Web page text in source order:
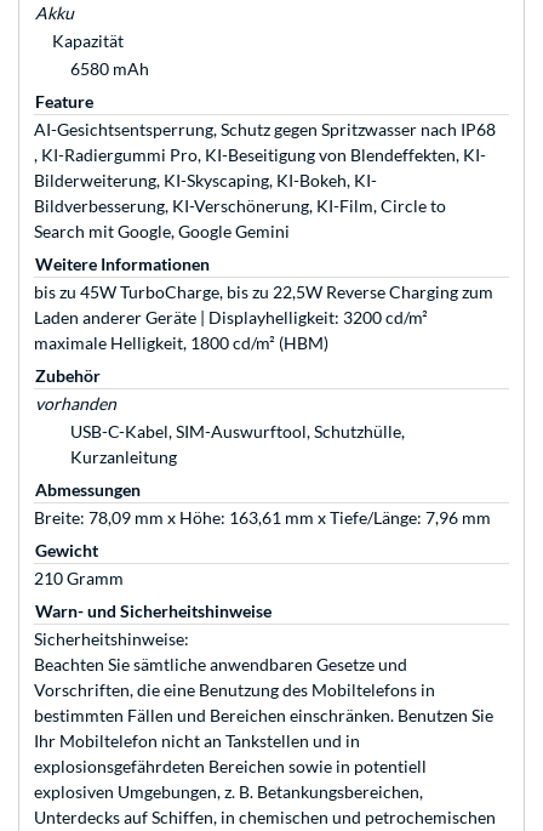
Akku
Kapazität
6580 mAh
Feature
AI-Gesichtsentsperrung, Schutz gegen Spritzwasser nach IP68
, KI-Radiergummi Pro, KI-Beseitigung von Blendeffekten, KI-
Bilderweiterung, KI-Skyscaping, KI-Bokeh, KI-
Bildverbesserung, KI-Verschönerung, KI-Film, Circle to
Search mit Google, Google Gemini
Weitere Informationen
bis zu 45W TurboCharge, bis zu 22,5W Reverse Charging zum
Laden anderer Geräte | Displayhelligkeit: 3200 cd/m²
maximale Helligkeit, 1800 cd/m² (HBM)
Zubehör
vorhanden
USB-C-Kabel, SIM-Auswurftool, Schutzhülle,
Kurzanleitung
Abmessungen
Breite: 78,09 mm x Höhe: 163,61 mm x Tiefe/Länge: 7,96 mm
Gewicht
210 Gramm
Warn- und Sicherheitshinweise
Sicherheitshinweise:
Beachten Sie sämtliche anwendbaren Gesetze und
Vorschriften, die eine Benutzung des Mobiltelefons in
bestimmten Fällen und Bereichen einschränken. Benutzen Sie
Ihr Mobiltelefon nicht an Tankstellen und in
explosionsgefährdeten Bereichen sowie in potentiell
explosiven Umgebungen, z. B. Betankungsbereichen,
Unterdecks auf Schiffen, in chemischen und petrochemischen